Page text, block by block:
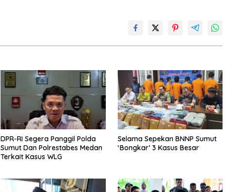
DPR-RI Segera Panggil Polda
Sumut Dan Polrestabes Medan
Terkait Kasus WLG
Selama Sepekan BNNP Sumut
‘Bongkar’ 3 Kasus Besar